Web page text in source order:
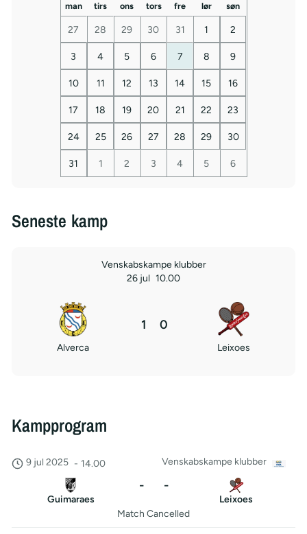
man tirs ons tors fre lør søn
27 28 29 30 31 1 2
3 4 5 6 7 8 9
10 11 12 13 14 15 16
17 18 19 20 21 22 23
24 25 26 27 28 29 30
31 1 2 3 4 5 6
Seneste kamp
Venskabskampe klubber
26 jul 10.00
Alverca
1 0
Leixoes
Kampprogram
Venskabskampe klubber
9 jul 2025 - 14.00
Guimaraes
- -
Leixoes
Match Cancelled